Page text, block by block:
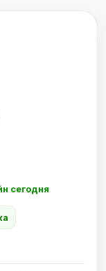
сегодня